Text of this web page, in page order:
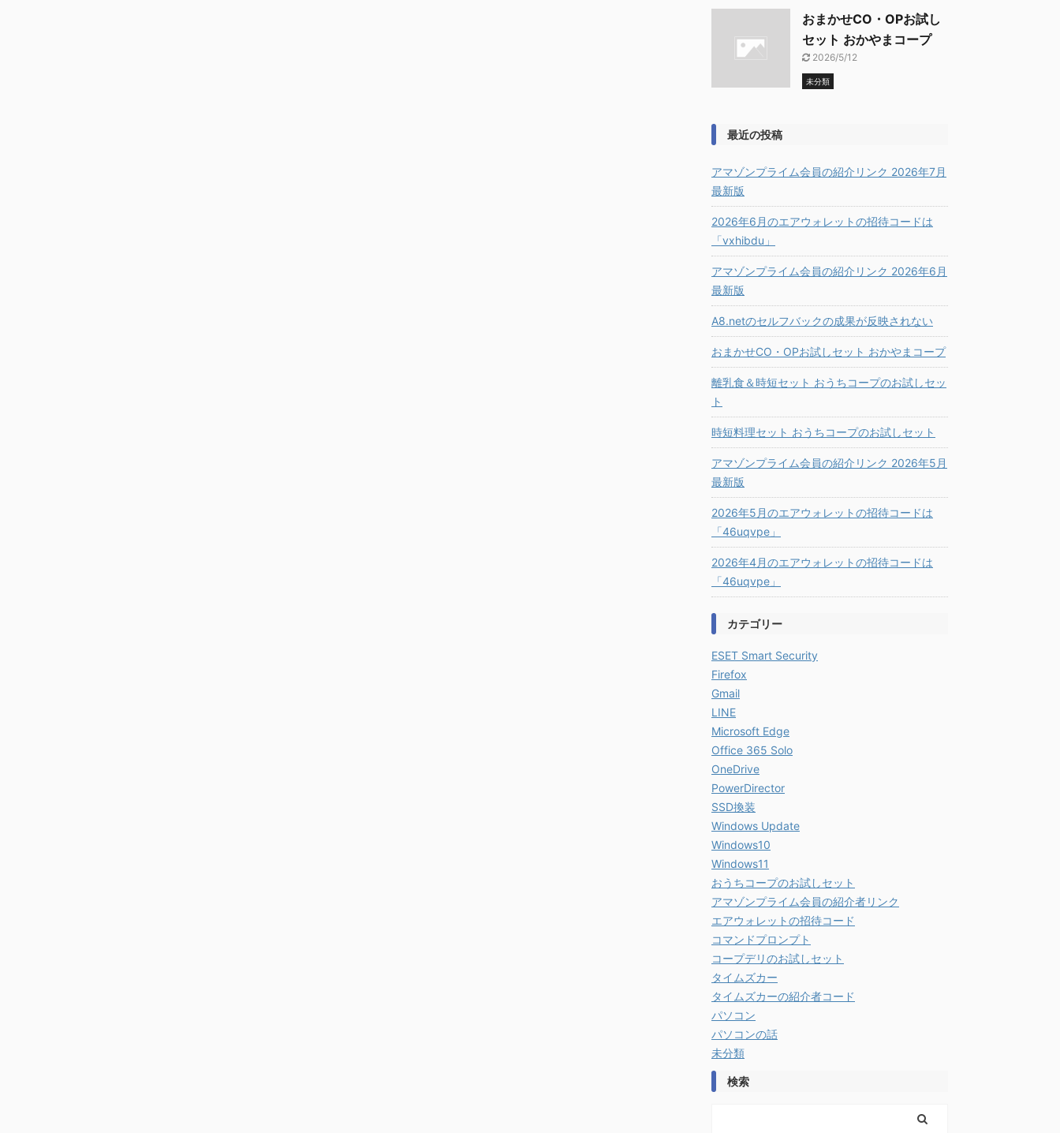
おまかせCO・OPお試し
セット おかやまコープ
2026/5/12
未分類
最近の投稿
アマゾンプライム会員の紹介リンク 2026年7月
最新版
2026年6月のエアウォレットの招待コードは
「vxhibdu」
アマゾンプライム会員の紹介リンク 2026年6月
最新版
A8.netのセルフバックの成果が反映されない
おまかせCO・OPお試しセット おかやまコープ
離乳食＆時短セット おうちコープのお試しセッ
ト
時短料理セット おうちコープのお試しセット
アマゾンプライム会員の紹介リンク 2026年5月
最新版
2026年5月のエアウォレットの招待コードは
「46uqvpe」
2026年4月のエアウォレットの招待コードは
「46uqvpe」
カテゴリー
ESET Smart Security
Firefox
Gmail
LINE
Microsoft Edge
Office 365 Solo
OneDrive
PowerDirector
SSD換装
Windows Update
Windows10
Windows11
おうちコープのお試しセット
アマゾンプライム会員の紹介者リンク
エアウォレットの招待コード
コマンドプロンプト
コープデリのお試しセット
タイムズカー
タイムズカーの紹介者コード
パソコン
パソコンの話
未分類
検索